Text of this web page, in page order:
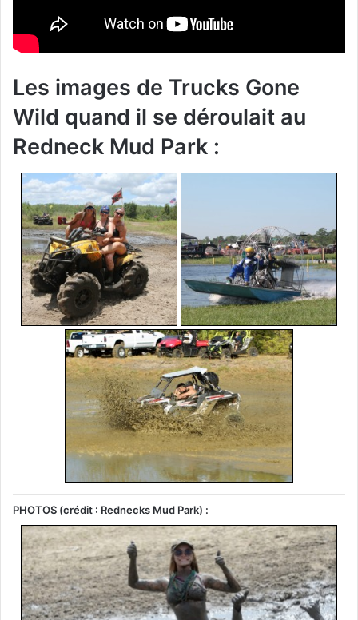
Les images de Trucks Gone
Wild quand il se déroulait au
Redneck Mud Park :
PHOTOS (crédit : Rednecks Mud Park) :